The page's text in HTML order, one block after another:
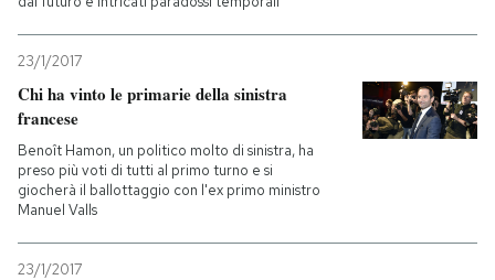
23/1/2017
Chi ha vinto le primarie della sinistra
francese
Benoît Hamon, un politico molto di sinistra, ha
preso più voti di tutti al primo turno e si
giocherà il ballottaggio con l'ex primo ministro
Manuel Valls
23/1/2017